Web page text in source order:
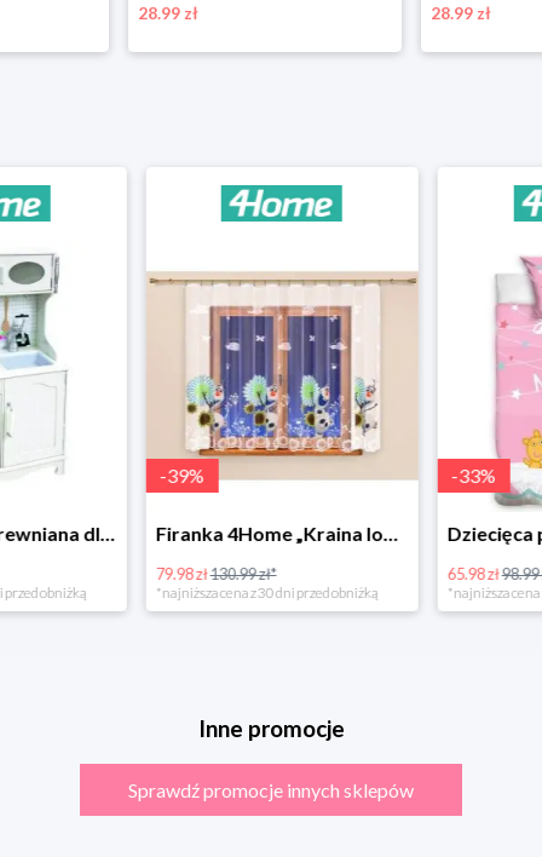
28.99 zł
28.99 zł
Bino Kuchnia drewniana dla dzieci Provence
obniżką
39%
Firanka 4Home „Kraina lodu” (Frozen)
79.98 zł130.99 zł*
*najniższa cena z 30 dni przed obniżką
33%
65.98 zł98.99 zł*
*najniższa cena z
Inne promocje
Sprawdź promocje innych sklepów